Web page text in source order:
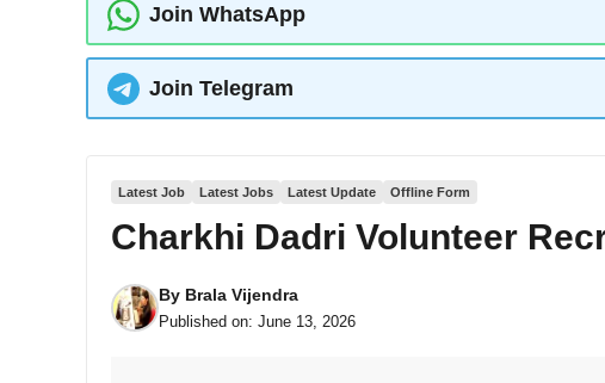
Join WhatsApp
Join Telegram
Latest Job Latest Jobs Latest Update Offline Form
Charkhi Dadri Volunteer
By Brala Vijendra
Published on: June 13, 2026